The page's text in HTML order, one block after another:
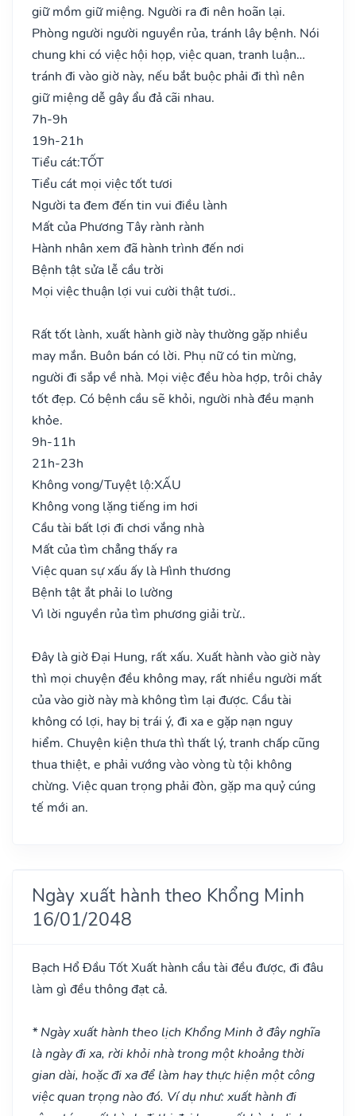
giữ mồm giữ miệng. Người ra đi nên hoãn lại.
Phòng người người nguyền rủa, tránh lây bệnh. Nói
chung khi có việc hội họp, việc quan, tranh luận…
tránh đi vào giờ này, nếu bắt buộc phải đi thì nên
giữ miệng dễ gây ẩu đả cãi nhau.
7h-9h
19h-21h
Tiểu cát:TỐT
Tiểu cát mọi việc tốt tươi
Người ta đem đến tin vui điều lành
Mất của Phương Tây rành rành
Hành nhân xem đã hành trình đến nơi
Bệnh tật sửa lễ cầu trời
Mọi việc thuận lợi vui cười thật tươi..
Rất tốt lành, xuất hành giờ này thường gặp nhiều
may mắn. Buôn bán có lời. Phụ nữ có tin mừng,
người đi sắp về nhà. Mọi việc đều hòa hợp, trôi chảy
tốt đẹp. Có bệnh cầu sẽ khỏi, người nhà đều mạnh
khỏe.
9h-11h
21h-23h
Không vong/Tuyệt lộ:XẤU
Không vong lặng tiếng im hơi
Cầu tài bất lợi đi chơi vắng nhà
Mất của tìm chẳng thấy ra
Việc quan sự xấu ấy là Hình thương
Bệnh tật ắt phải lo lường
Vì lời nguyền rủa tìm phương giải trừ..
Đây là giờ Đại Hung, rất xấu. Xuất hành vào giờ này
thì mọi chuyện đều không may, rất nhiều người mất
của vào giờ này mà không tìm lại được. Cầu tài
không có lợi, hay bị trái ý, đi xa e gặp nạn nguy
hiểm. Chuyện kiện thưa thì thất lý, tranh chấp cũng
thua thiệt, e phải vướng vào vòng tù tội không
chừng. Việc quan trọng phải đòn, gặp ma quỷ cúng
tế mới an.
Ngày xuất hành theo Khổng Minh
16/01/2048
Bạch Hổ Đầu TốtXuất hành cầu tài đều được, đi đâu
làm gì đều thông đạt cả.
* Ngày xuất hành theo lịch Khổng Minh ở đây nghĩa
là ngày đi xa, rời khỏi nhà trong một khoảng thời
gian dài, hoặc đi xa để làm hay thực hiện một công
việc quan trọng nào đó. Ví dụ như: xuất hành đi